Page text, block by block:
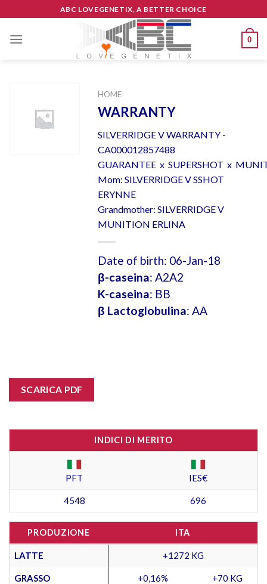
to
content
ABC LOVEGENETIX, A BETTER CHOICE
0
HOME
WARRANTY
SILVERRIDGE V WARRANTY -
CA000012857488
GUARANTEE x SUPERSHOT x
Mom: SILVERRIDGE V SSHOT
ERYNNE
Grandmother: SILVERRIDGE V
MUNITION ERLINA
Date of birth: 06-Jan-18
β-caseina: A2A2
K-caseina: BB
β Lactoglobulina: AA
SCARICA PDF
INDICI DI MERITO
PFT IES€
4548 696
PRODUZIONE ITA
LATTE +1272 KG
GRASSO +0,16% +70 KG